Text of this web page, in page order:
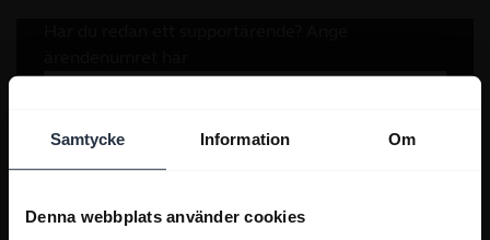
Samtycke Information Om
Denna webbplats använder cookies